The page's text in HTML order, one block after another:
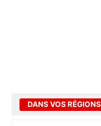
DANS VOS RÉGIONS